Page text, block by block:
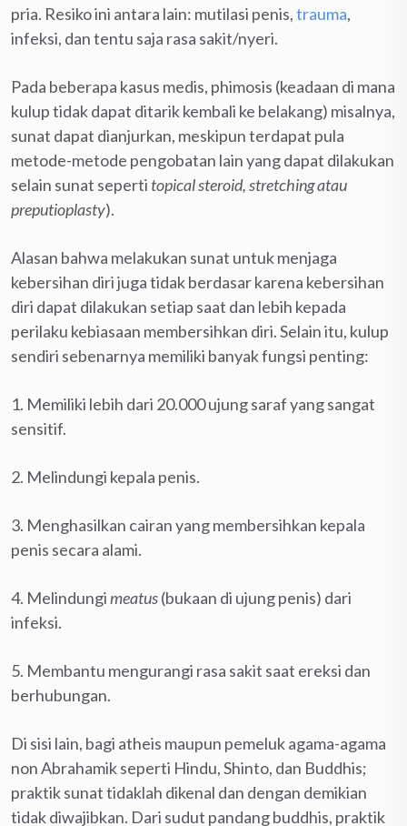
pria. Resiko ini antara lain: mutilasi penis,trauma,
infeksi, dan tentu saja rasa sakit/nyeri.
Pada beberapa kasus medis, phimosis (keadaan di mana
kulup tidak dapat ditarik kembali ke belakang) misalnya,
sunat dapat dianjurkan, meskipun terdapat pula
metode-metode pengobatan lain yang dapat dilakukan
selain sunat seperti topical steroid, stretching atau
preputioplasty).
Alasan bahwa melakukan sunat untuk menjaga
kebersihan diri juga tidak berdasar karena kebersihan
diri dapat dilakukan setiap saat dan lebih kepada
perilaku kebiasaan membersihkan diri. Selain itu, kulup
sendiri sebenarnya memiliki banyak fungsi penting:
1. Memiliki lebih dari 20.000 ujung saraf yang sangat
sensitif.
2. Melindungi kepala penis.
3. Menghasilkan cairan yang membersihkan kepala
penis secara alami.
4. Melindungimeatus(bukaan di ujung penis) dari
infeksi.
5. Membantu mengurangi rasa sakit saat ereksi dan
berhubungan.
Di sisi lain, bagi atheis maupun pemeluk agama-agama
non Abrahamik seperti Hindu, Shinto, dan Buddhis;
praktik sunat tidaklah dikenal dan dengan demikian
tidak diwajibkan. Dari sudut pandang buddhis, praktik